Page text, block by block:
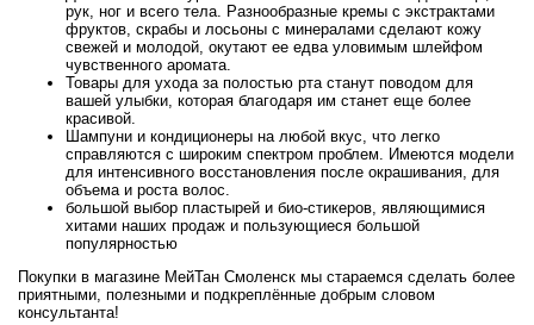
рук, ног и всего тела. Разнообразные кремы с экстрактами
фруктов, скрабы и лосьоны с минералами сделают кожу
свежей и молодой, окутают ее едва уловимым шлейфом
чувственного аромата.
Товары для ухода за полостью рта станут поводом для
вашей улыбки, которая благодаря им станет еще более
красивой.
Шампуни и кондиционеры на любой вкус, что легко
справляются с широким спектром проблем. Имеются модели
для интенсивного восстановления после окрашивания, для
объема и роста волос.
большой выбор пластырей и био-стикеров, являющимися
хитами наших продаж и пользующиеся большой
популярностью
Покупки в магазине МейТан Смоленск мы стараемся сделать более
приятными, полезными и подкреплённые добрым словом
консультанта!